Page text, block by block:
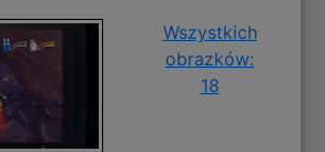
Wszystkich
obrazków:
18